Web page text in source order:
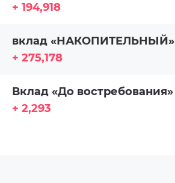
+ 194,918
вклад «НАКОПИТЕЛЬНЫЙ»
+ 275,178
Вклад «До востребования»
+ 2,293